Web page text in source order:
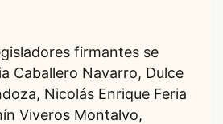
firmantes se
Caballero Navarro, Dulce
Nicolás Enrique Feria
Viveros Montalvo,